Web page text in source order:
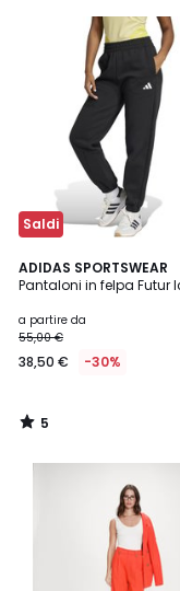
Saldi
ADIDAS SPORTSWEAR
Pantaloni in felpa Futur
a partire da
55,00 €
38,50 € -30%
5
/
5
/